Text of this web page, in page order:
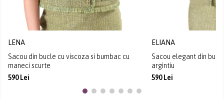
LENA
Sacou din bucle cu viscoza si bumbac cu
maneci scurte
590 Lei
ELIANA
Sacou elegant din
argintiu
590 Lei